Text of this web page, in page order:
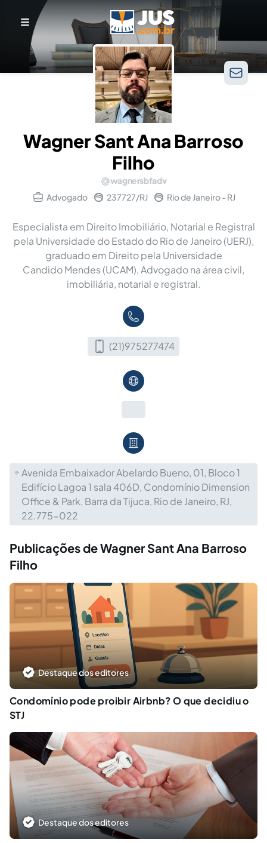
Wagner Sant Ana Barroso
Filho
wagnersbfadv
Advogado
237727/RJ Rio de Janeiro - RJ
Especialista em Direito Imobiliário, Notarial e Registral
pela Universidade do Estado do Rio de Janeiro (UERJ),
graduado em Direito pela Universidade
Candido Mendes (UCAM), Advogado na área civil,
imobiliária, notarial e registral.
(21)975277474
Avenida Embaixador Abelardo Bueno, 01, Bloco 1
Edifício Lagoa 1 sala 406D, Condomínio Dimension
Office & Park, Barra da Tijuca, Rio de Janeiro, RJ,
22.775-022
Publicações de Wagner Sant Ana Barroso
Filho
Destaque dos editores
Condomínio pode proibir Airbnb? O que decidiu o
STJ
Destaque dos editores